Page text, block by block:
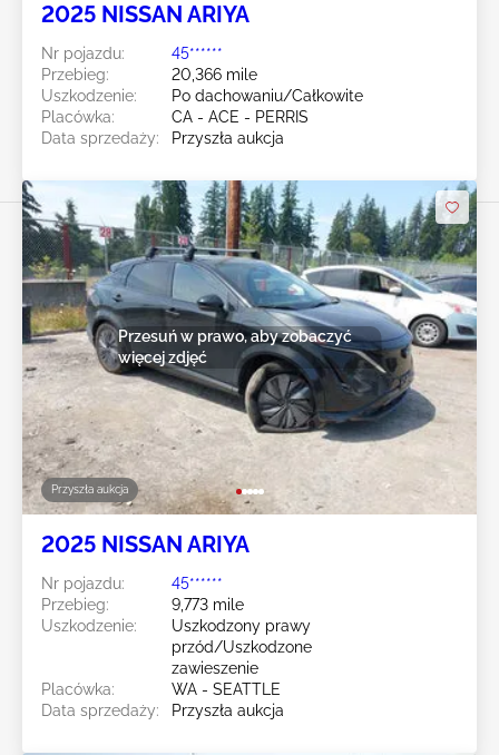
2025 NISSAN ARIYA
Nr pojazdu:
45******
Przebieg:
20,366 mile
Uszkodzenie:
Po dachowaniu/Całkowite
Placówka:
CA - ACE - PERRIS
Data sprzedaży:
Przyszła aukcja
Przyszła aukcja
Przesuń w prawo, aby zobaczyć
więcej zdjęć
2025 NISSAN ARIYA
Nr pojazdu:
45******
Przebieg:
9,773 mile
Uszkodzenie:
Uszkodzony prawy
przód/Uszkodzone
zawieszenie
Placówka:
WA - SEATTLE
Data sprzedaży:
Przyszła aukcja